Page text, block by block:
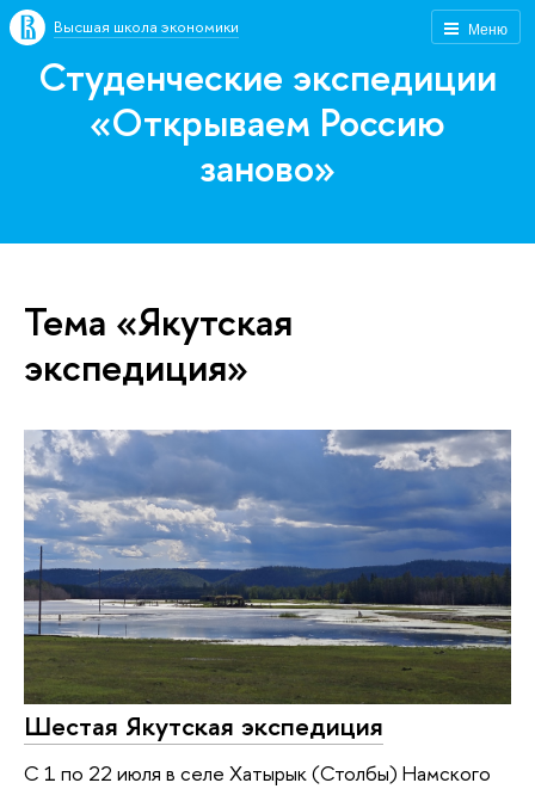
Меню
Высшая школа экономики
Студенческие экспедиции
«Открываем Россию
заново»
Тема «Якутская
экспедиция»
Шестая Якутская экспедиция
С 1 по 22 июля в селе Хатырык (Столбы) Намского